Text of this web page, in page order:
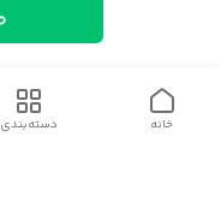
دسته‌بندی خانه